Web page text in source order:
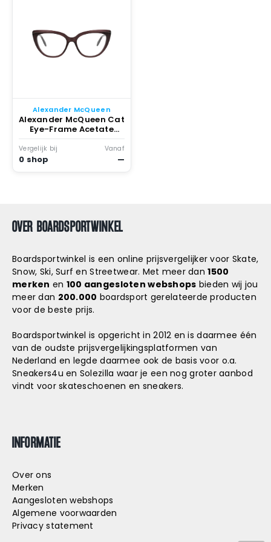
Alexander McQueen
Alexander McQueen Cat
Eye-Frame Acetate
Optical Frames Violet
Violet Transparent
(am0253o-30008688-
Vergelijk bij
0 shop
Vanaf
—
OVER BOARDSPORTWINKEL
Boardsportwinkel is een online prijsvergelijker voor Skate,
Snow, Ski, Surf en Streetwear. Met meer dan1500
merken en 100 aangesloten webshops bieden wij jou
meer dan 200.000 boardsport gerelateerde producten
voor de beste prijs.
Boardsportwinkel is opgericht in 2012 en is daarmee één
van de oudste prijsvergelijkingsplatformen van
Nederland en legde daarmee ook de basis voor o.a.
Sneakers4u en Solezilla waar je een nog groter aanbod
vindt voor skateschoenen en sneakers.
INFORMATIE
Over ons
Merken
Aangesloten webshops
Algemene voorwaarden
Privacy statement